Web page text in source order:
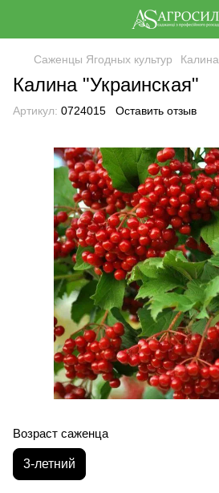
Саженцы Ягодных культур Калина
Калина "Украинская"
Артикул: 0724015 Оставить отзыв
Возраст саженца
3-летний